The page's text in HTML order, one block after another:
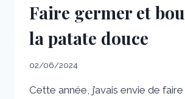
Faire germer et
la patate douce
02/06/2024
Cette année, j’avais envie de